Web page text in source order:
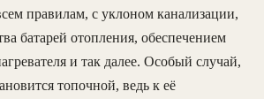
правилам, с уклоном канализации,
батарей отопления, обеспечением
и так далее. Особый случай,
топочной, ведь к её